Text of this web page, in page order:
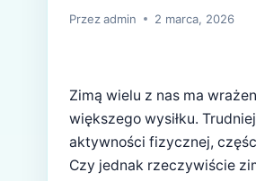
Przezadmin 2 marca, 2026
Zimą wielu z nas ma
większego wysiłku.
aktywności fizycznej,
Czy jednak rzeczywiście